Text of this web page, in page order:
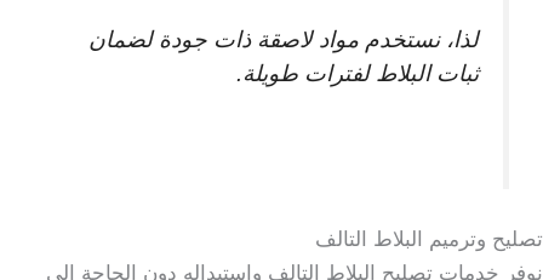
لذا، نستخدم مواد لاصقة ذات جودة لضمان
ثبات البلاط لفترات طويلة.
تصليح وترميم البلاط التالف
نوفر خدمات تصليح البلاط التالف واستبداله دون الحاجة إلى